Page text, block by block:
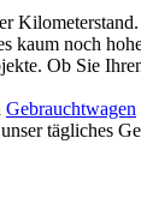
kaum noch
Ob Sie
Gebrauchtwagen
tägliches